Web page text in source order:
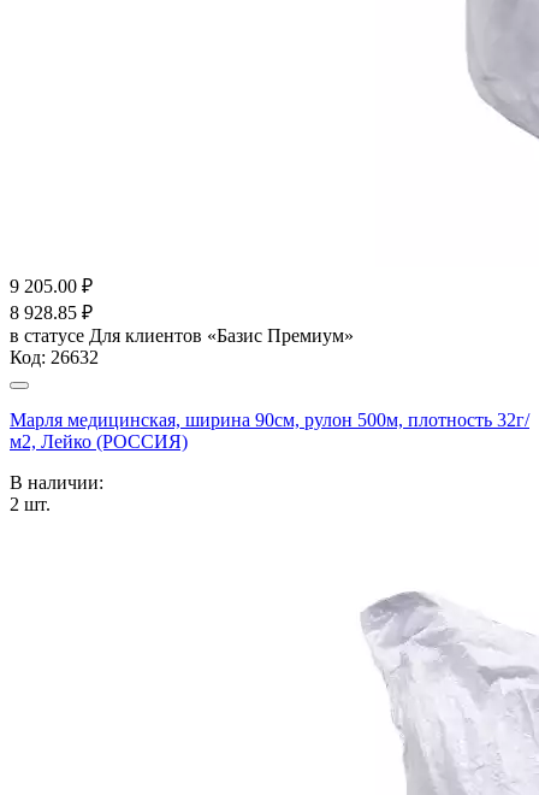
9 205.00 ₽
8 928.85 ₽
в статусе Для клиентов «Базис Премиум»
Код: 26632
Марля медицинская, ширина 90см, рулон 500м, плотность 32г/
м2, Лейко (РОССИЯ)
В наличии:
2 шт.